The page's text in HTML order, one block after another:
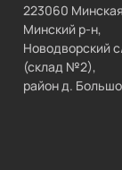
223060
Минский р-н,
Новодворский
(склад №2),
район д.